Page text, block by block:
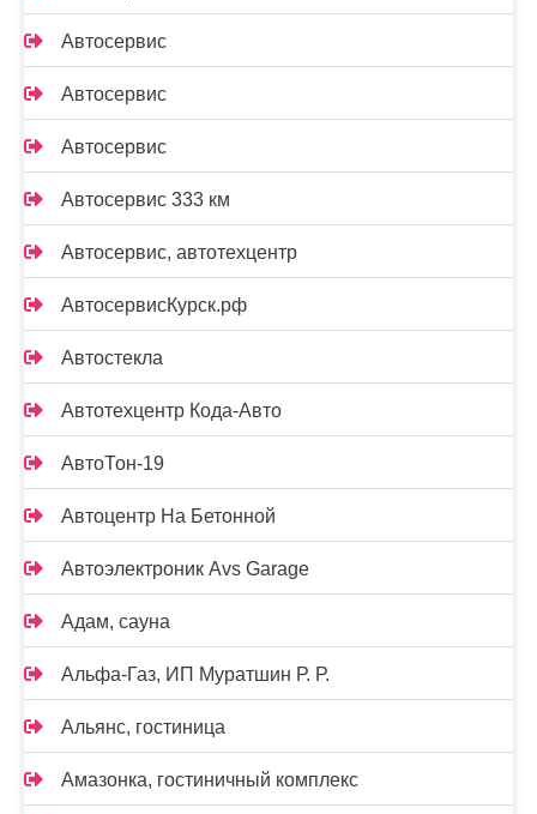
Автосервис
Автосервис
Автосервис
Автосервис 333 км
Автосервис, автотехцентр
АвтосервисКурск.рф
Автостекла
Автотехцентр Кода-Авто
АвтоТон-19
Автоцентр На Бетонной
Автоэлектроник Avs Garage
Адам, сауна
Альфа-Газ, ИП Муратшин Р. Р.
Альянс, гостиница
Амазонка, гостиничный комплекс